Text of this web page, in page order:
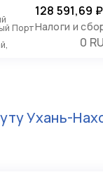
Порт
128 591,69 ₽
Налоги и
0
Ухань-